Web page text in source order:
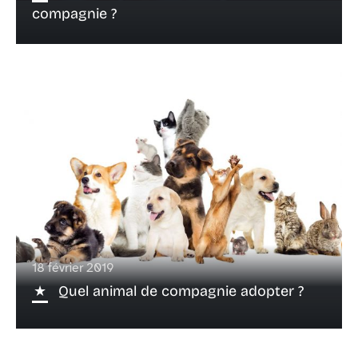
compagnie ?
18 février 2019
Quel animal de compagnie adopter ?